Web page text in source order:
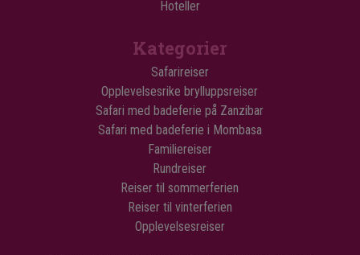
Hoteller
Kategorier
Safarireiser
Opplevelsesrike brylluppsreiser
Safari med badeferie på Zanzibar
Safari med badeferie i Mombasa
Familiereiser
Rundreiser
Reiser til sommerferien
Reiser til vinterferien
Opplevelsesreiser